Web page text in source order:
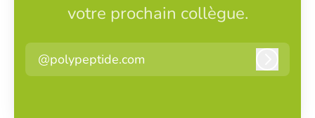
votre prochain collègue.
@polypeptide.com